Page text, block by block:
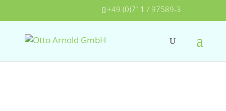
+49 (0)711 / 97589-3